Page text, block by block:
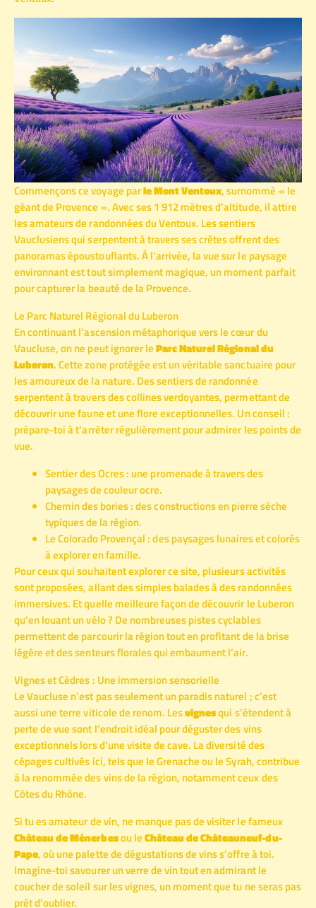
Commençons ce voyage parle Mont Ventoux, surnommé « le
géant de Provence ». Avec ses 1 912 mètres d’altitude, il attire
les amateurs de randonnées du Ventoux. Les sentiers
Vauclusiens qui serpentent à travers ses crêtes offrent des
panoramas époustouflants. À l’arrivée, la vue sur le paysage
environnant est tout simplement magique, un moment parfait
pour capturer la beauté de la Provence.
Le Parc Naturel Régional du Luberon
En continuant l’ascension métaphorique vers le cœur du
Vaucluse, on ne peut ignorer leParc Naturel Régional du
Luberon. Cette zone protégée est un véritable sanctuaire pour
les amoureux de la nature. Des sentiers de randonnée
serpentent à travers des collines verdoyantes, permettant de
découvrir une faune et une flore exceptionnelles. Un conseil :
prépare-toi à t’arrêter régulièrement pour admirer les points de
vue.
Sentier des Ocres : une promenade à travers des
paysages de couleur ocre.
Chemin des bories : des constructions en pierre sèche
typiques de la région.
Le Colorado Provençal : des paysages lunaires et colorés
à explorer en famille.
Pour ceux qui souhaitent explorer ce site, plusieurs activités
sont proposées, allant des simples balades à des randonnées
immersives. Et quelle meilleure façon de découvrir le Luberon
qu’en louant un vélo ? De nombreuses pistes cyclables
permettent de parcourir la région tout en profitant de la brise
légère et des senteurs florales qui embaument l’air.
Vignes et Cèdres : Une immersion sensorielle
Le Vaucluse n’est pas seulement un paradis naturel ; c’est
aussi une terre viticole de renom. Lesvignesqui s’étendent à
perte de vue sont l’endroit idéal pour déguster des vins
exceptionnels lors d’une visite de cave. La diversité des
cépages cultivés ici, tels que le Grenache ou le Syrah, contribue
à la renommée des vins de la région, notamment ceux des
Côtes du Rhône.
Si tu es amateur de vin, ne manque pas de visiter le fameux
Château de Ménerbesou leChâteau de Châteauneuf-du-
Pape, où une palette de dégustations de vins s’offre à toi.
Imagine-toi savourer un verre de vin tout en admirant le
coucher de soleil sur les vignes, un moment que tu ne seras pas
prêt d’oublier.